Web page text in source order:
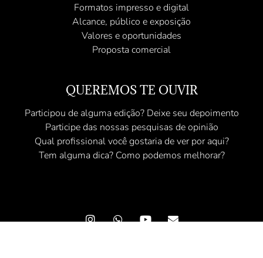
Formatos impresso e digital
Alcance, público e exposição
Valores e oportunidades
Proposta comercial
QUEREMOS TE OUVIR
Participou de alguma edição? Deixe seu depoimento
Participe das nossas pesquisas de opinião
Qual profissional você gostaria de ver por aqui?
Tem alguma dica? Como podemos melhorar?